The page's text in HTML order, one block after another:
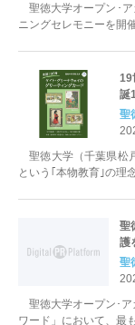
聖徳大学オープン･ア
ニングセレモニーを開
19
誕
聖
聖徳大学（千葉県松
という｢本物教育｣の理
聖
護
価
聖
聖徳大学オープン･ア
ワード」において、最